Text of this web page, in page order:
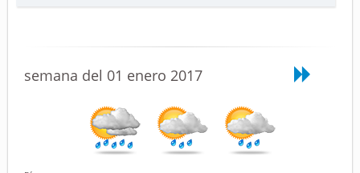
semana del 01 enero 2017